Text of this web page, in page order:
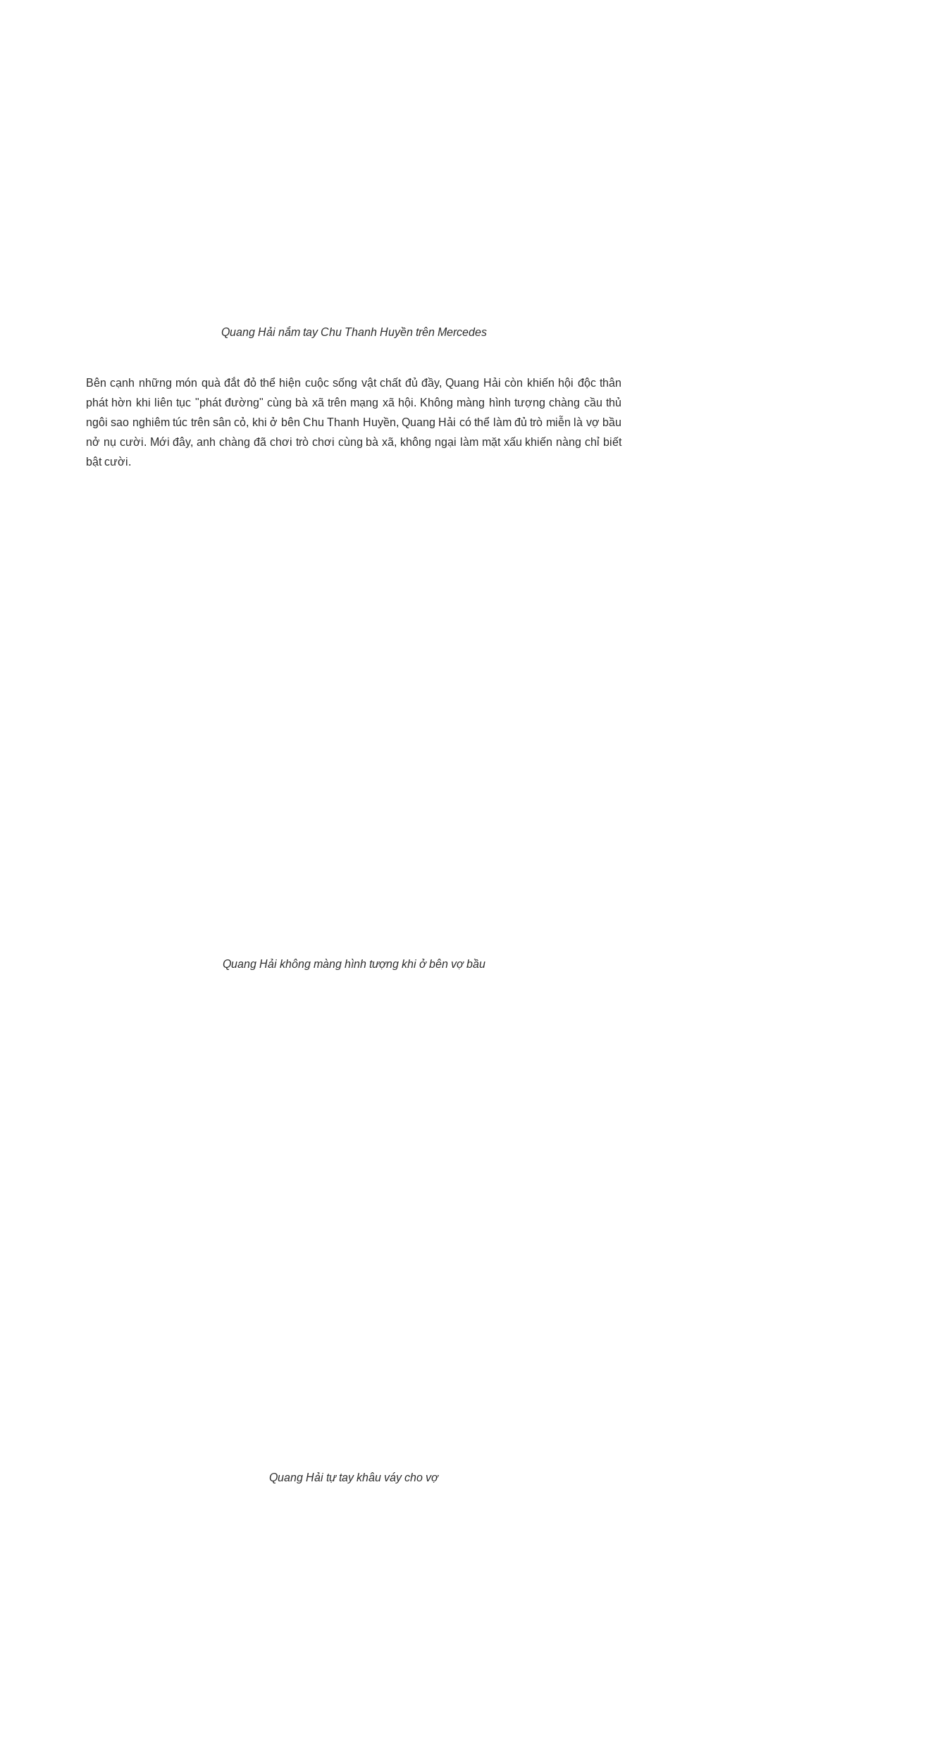
Quang Hải nắm tay Chu Thanh Huyền trên Mercedes
Bên cạnh những món quà đắt đỏ thể hiện cuộc sống vật chất đủ đầy, Quang Hải còn khiến hội độc thân
phát hờn khi liên tục "phát đường" cùng bà xã trên mạng xã hội. Không màng hình tượng chàng cầu thủ
ngôi sao nghiêm túc trên sân cỏ, khi ở bên Chu Thanh Huyền, Quang Hải có thể làm đủ trò miễn là vợ bầu
nở nụ cười. Mới đây, anh chàng đã chơi trò chơi cùng bà xã, không ngại làm mặt xấu khiến nàng chỉ biết
bật cười.
Quang Hải không màng hình tượng khi ở bên vợ bầu
Quang Hải tự tay khâu váy cho vợ